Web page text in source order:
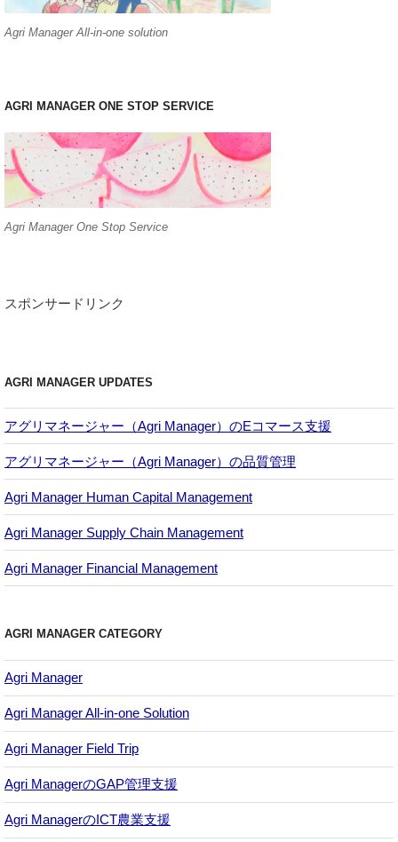
Agri Manager All-in-one solution
AGRI MANAGER ONE STOP SERVICE
Agri Manager One Stop Service
スポンサードリンク
AGRI MANAGER UPDATES
アグリマネージャー（Agri Manager）のEコマース支援
アグリマネージャー（Agri Manager）の品質管理
Agri Manager Human Capital Management
Agri Manager Supply Chain Management
Agri Manager Financial Management
AGRI MANAGER CATEGORY
Agri Manager
Agri Manager All-in-one Solution
Agri Manager Field Trip
Agri ManagerのGAP管理支援
Agri ManagerのICT農業支援